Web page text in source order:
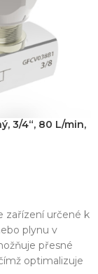
3/4“, 80 L/min,
zařízení určené k
plynu v
přesné
optimalizuje